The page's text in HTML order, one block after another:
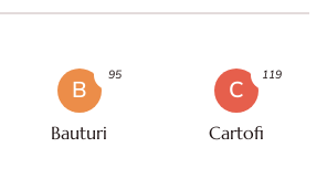
B
Bauturi
95
C
Cartofi
119